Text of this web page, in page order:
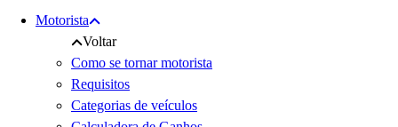
Motorista
Voltar
Como se tornar motorista
Requisitos
Categorias de veículos